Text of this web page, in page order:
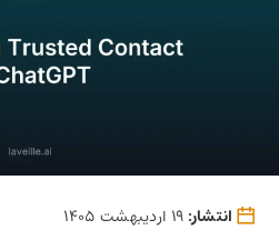
انتشار: